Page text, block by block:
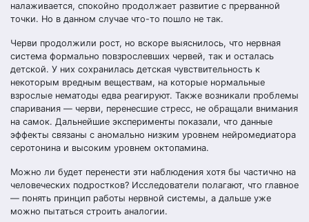
налаживается, спокойно продолжает развитие с прерванной
точки. Но в данном случае что-то пошло не так.
Черви продолжили рост, но вскоре выяснилось, что нервная
система формально повзрослевших червей, так и осталась
детской. У них сохранилась детская чувствительность к
некоторым вредным веществам, на которые нормальные
взрослые нематоды едва реагируют. Также возникали проблемы
спаривания — черви, перенесшие стресс, не обращали внимания
на самок. Дальнейшие эксперименты показали, что данные
эффекты связаны с аномально низким уровнем нейромедиатора
серотонина и высоким уровнем октопамина.
Можно ли будет перенести эти наблюдения хотя бы частично на
человеческих подростков? Исследователи полагают, что главное
— понять принцип работы нервной системы, а дальше уже
можно пытаться строить аналогии.